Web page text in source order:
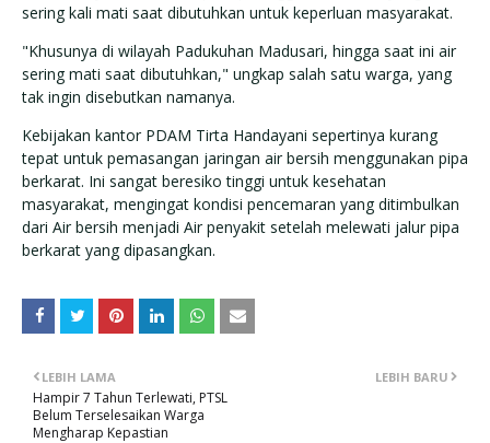
sering kali mati saat dibutuhkan untuk keperluan masyarakat.
"Khusunya di wilayah Padukuhan Madusari, hingga saat ini air
sering mati saat dibutuhkan," ungkap salah satu warga, yang
tak ingin disebutkan namanya.
Kebijakan kantor PDAM Tirta Handayani sepertinya kurang
tepat untuk pemasangan jaringan air bersih menggunakan pipa
berkarat. Ini sangat beresiko tinggi untuk kesehatan
masyarakat, mengingat kondisi pencemaran yang ditimbulkan
dari Air bersih menjadi Air penyakit setelah melewati jalur pipa
berkarat yang dipasangkan.
LEBIH BARU
LEBIH LAMA
Hampir 7 Tahun Terlewati, PTSL
Belum Terselesaikan Warga
Mengharap Kepastian